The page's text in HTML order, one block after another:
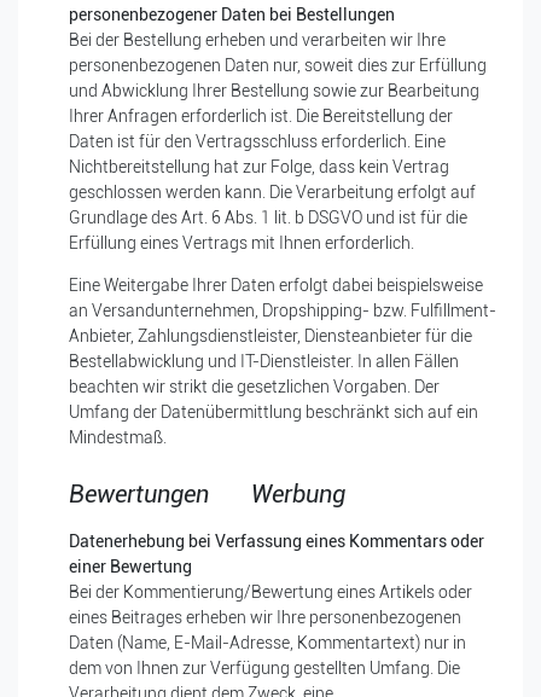
personenbezogener Daten bei Bestellungen
Bei der Bestellung erheben und verarbeiten wir Ihre
personenbezogenen Daten nur, soweit dies zur Erfüllung
und Abwicklung Ihrer Bestellung sowie zur Bearbeitung
Ihrer Anfragen erforderlich ist. Die Bereitstellung der
Daten ist für den Vertragsschluss erforderlich. Eine
Nichtbereitstellung hat zur Folge, dass kein Vertrag
geschlossen werden kann. Die Verarbeitung erfolgt auf
Grundlage des Art. 6 Abs. 1 lit. b DSGVO und ist für die
Erfüllung eines Vertrags mit Ihnen erforderlich.
Eine Weitergabe Ihrer Daten erfolgt dabei beispielsweise
an Versandunternehmen, Dropshipping- bzw. Fulfillment-
Anbieter, Zahlungsdienstleister, Diensteanbieter für die
Bestellabwicklung und IT-Dienstleister. In allen Fällen
beachten wir strikt die gesetzlichen Vorgaben. Der
Umfang der Datenübermittlung beschränkt sich auf ein
Mindestmaß.
Bewertungen Werbung
Datenerhebung bei Verfassung eines Kommentars oder
einer Bewertung
Bei der Kommentierung/Bewertung eines Artikels oder
eines Beitrages erheben wir Ihre personenbezogenen
Daten (Name, E-Mail-Adresse, Kommentartext) nur in
dem von Ihnen zur Verfügung gestellten Umfang. Die